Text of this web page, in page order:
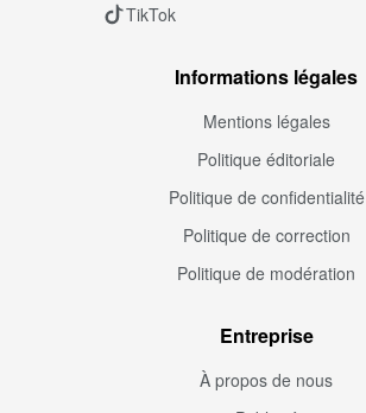
TikTok
Informations légales
Mentions légales
Politique éditoriale
Politique de confidentialité
Politique de correction
Politique de modération
Entreprise
À propos de nous